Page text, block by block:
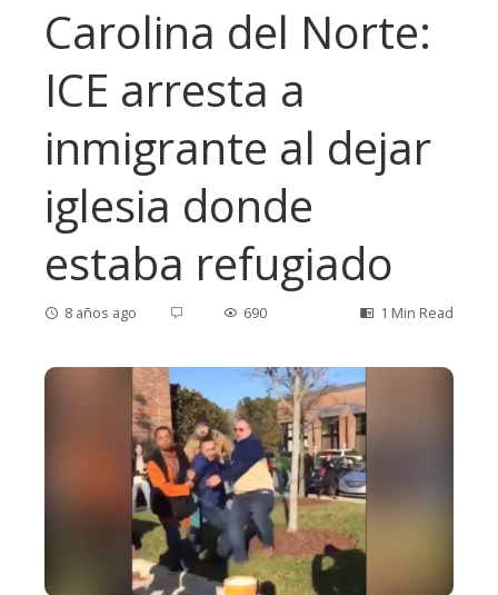
Carolina del Norte:
ICE arresta a
inmigrante al dejar
iglesia donde
estaba refugiado
8 años ago 690 1 Min Read